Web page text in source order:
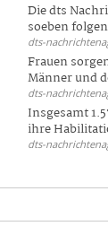
Die dts
soeben
dts-
Frauen
Männer und
dts-
Insgesamt
ihre
dts-